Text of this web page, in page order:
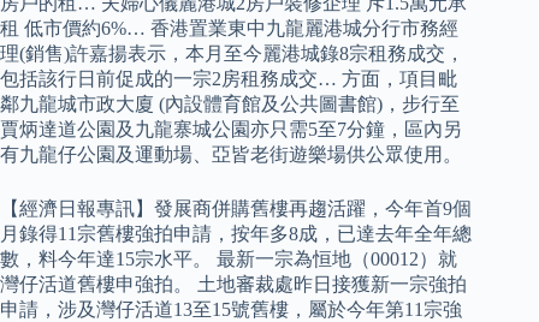
租 低市價約6%… 香港置業東中九龍麗港城分行市務經
理(銷售)許嘉揚表示，本月至今麗港城錄8宗租務成交，
包括該行日前促成的一宗2房租務成交… 方面，項目毗
鄰九龍城市政大廈 (內設體育館及公共圖書館)，步行至
賈炳達道公園及九龍寨城公園亦只需5至7分鐘，區內另
有九龍仔公園及運動場、亞皆老街遊樂場供公眾使用。
【經濟日報專訊】發展商併購舊樓再趨活躍，今年首9個
月錄得11宗舊樓強拍申請，按年多8成，已達去年全年總
數，料今年達15宗水平。 最新一宗為恒地（00012）就
灣仔活道舊樓申強拍。 土地審裁處昨日接獲新一宗強拍
申請，涉及灣仔活道13至15號舊樓，屬於今年第11宗強